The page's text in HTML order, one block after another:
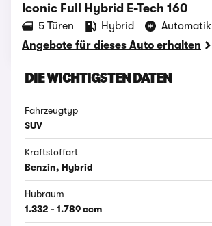
Iconic Full Hybrid E-Tech 160
‪5‬ Türen Hybrid
Automatik
Angebote für dieses Auto erhalten
DIE WICHTIGSTEN DATEN
Fahrzeugtyp
SUV
Kraftstoffart
Benzin, Hybrid
Hubraum
1.332 - 1.789 ccm